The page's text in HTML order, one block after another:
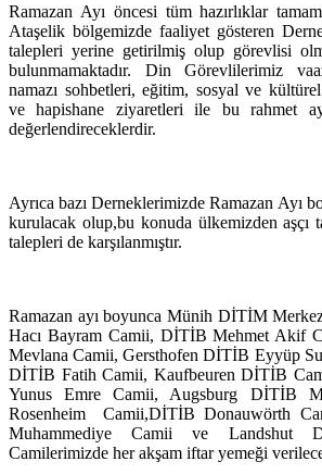
Ramazan Ayı öncesi tüm hazırlıklar
Ataşelik bölgemizde faaliyet gösteren
talepleri yerine getirilmiş olup görevlisi
bulunmamaktadır. Din Görevlilerimiz
namazı sohbetleri, eğitim, sosyal ve
ve hapishane ziyaretleri ile bu rahmet
değerlendireceklerdir.
Ayrıca bazı Derneklerimizde Ramazan Ayı
kurulacak olup,bu konuda ülkemizden aşçı
talepleri de karşılanmıştır.
Ramazan ayı boyunca Münih DİTİM
Hacı Bayram Camii, DİTİB Mehmet Akif
Mevlana Camii, Gersthofen DİTİB Eyyüp
DİTİB Fatih Camii, Kaufbeuren DİTİB
Yunus Emre Camii, Augsburg DİTİB
Rosenheim
Camii,DİTİB Donauwörth
Muhammediye Camii ve Landshut
Camilerimizde her akşam iftar yemeği